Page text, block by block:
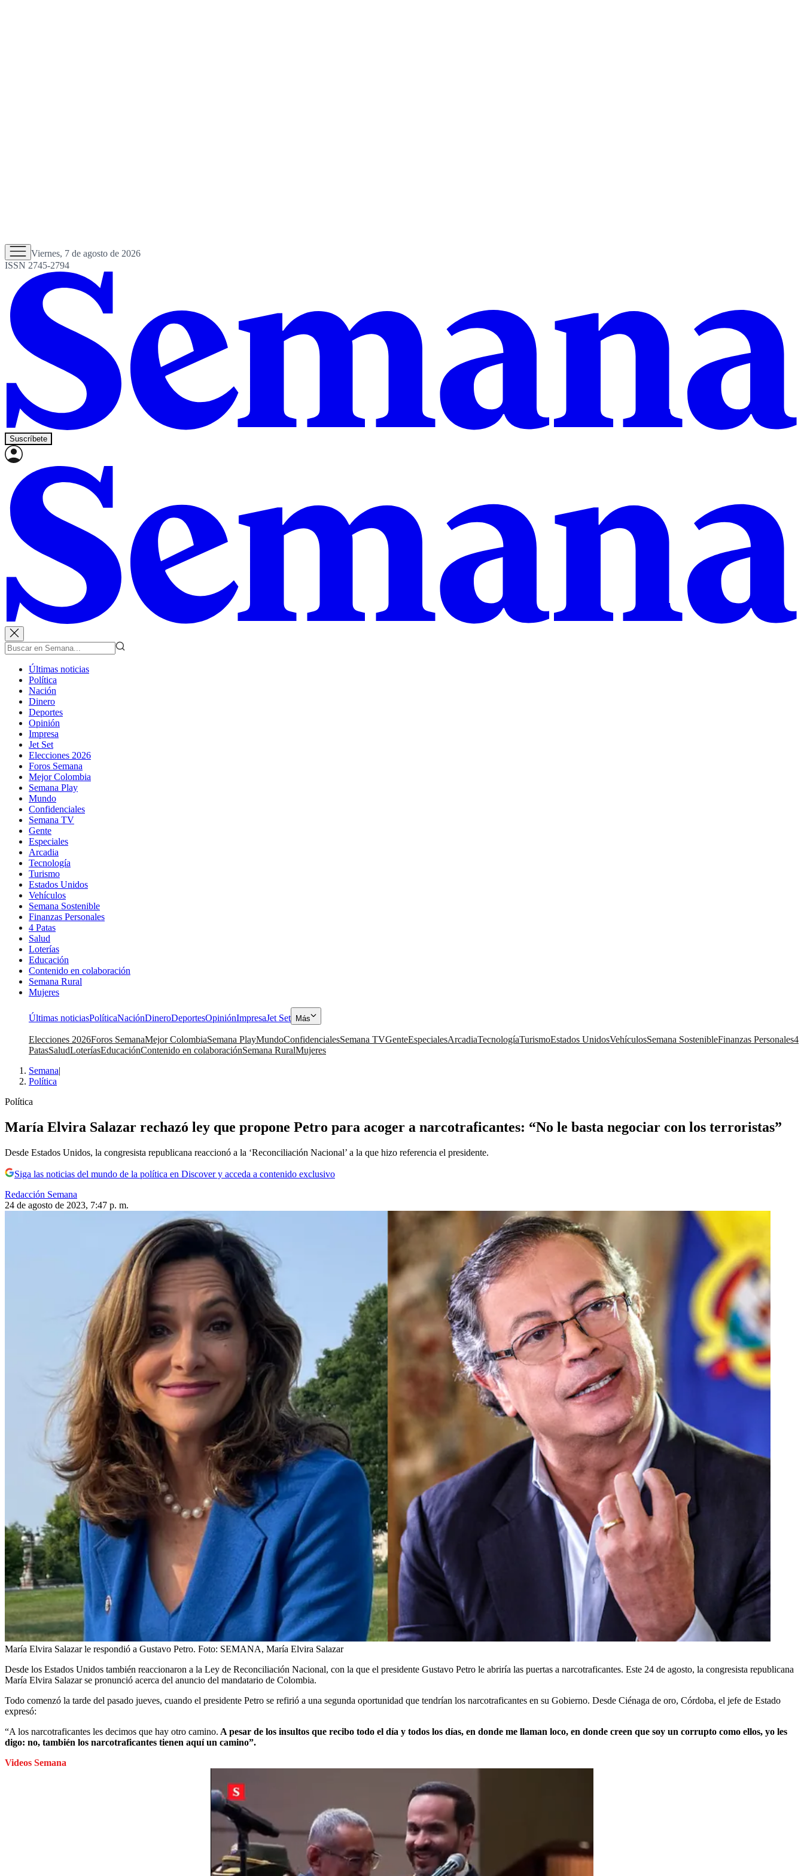
Viernes, 7 de agosto de 2026
ISSN 2745-2794
Suscríbete
Últimas noticias
Política
Nación
Dinero
Deportes
Opinión
Impresa
Jet Set
Elecciones 2026
Foros Semana
Mejor Colombia
Semana Play
Mundo
Confidenciales
Semana TV
Gente
Especiales
Arcadia
Tecnología
Turismo
Estados Unidos
Vehículos
Semana Sostenible
Finanzas Personales
4 Patas
Salud
Loterías
Educación
Contenido en colaboración
Semana Rural
Mujeres
Últimas noticiasPolíticaNaciónDineroDeportesOpiniónImpresaJet Set Más
Elecciones 2026Foros SemanaMejor ColombiaSemana PlayMundoConfidencialesSemana TVGenteEspecialesArcadiaTecnologíaTurismoEstados UnidosVehículosSemana SostenibleFinanzas Personales4
PatasSaludLoteríasEducaciónContenido en colaboraciónSemana RuralMujeres
Semana|
Política
Política
María Elvira Salazar rechazó ley que propone Petro para acoger a narcotraficantes: “No le basta negociar con los terroristas”
Desde Estados Unidos, la congresista republicana reaccionó a la ‘Reconciliación Nacional’ a la que hizo referencia el presidente.
Siga las noticias del mundo de la política en Discover y acceda a contenido exclusivo
Redacción Semana
24 de agosto de 2023, 7:47 p. m.
María Elvira Salazar le respondió a Gustavo Petro. Foto: SEMANA, María Elvira Salazar
Desde los Estados Unidos también reaccionaron a la Ley de Reconciliación Nacional, con la que el presidente Gustavo Petro le abriría las puertas a narcotraficantes. Este 24 de agosto, la congresista republicana
María Elvira Salazar se pronunció acerca del anuncio del mandatario de Colombia.
Todo comenzó la tarde del pasado jueves, cuando el presidente Petro se refirió a una segunda oportunidad que tendrían los narcotraficantes en su Gobierno. Desde Ciénaga de oro, Córdoba, el jefe de Estado
expresó:
“A los narcotraficantes les decimos que hay otro camino. A pesar de los insultos que recibo todo el día y todos los días, en donde me llaman loco, en donde creen que soy un corrupto como ellos, yo les
digo: no, también los narcotraficantes tienen aquí un camino”.
Videos Semana